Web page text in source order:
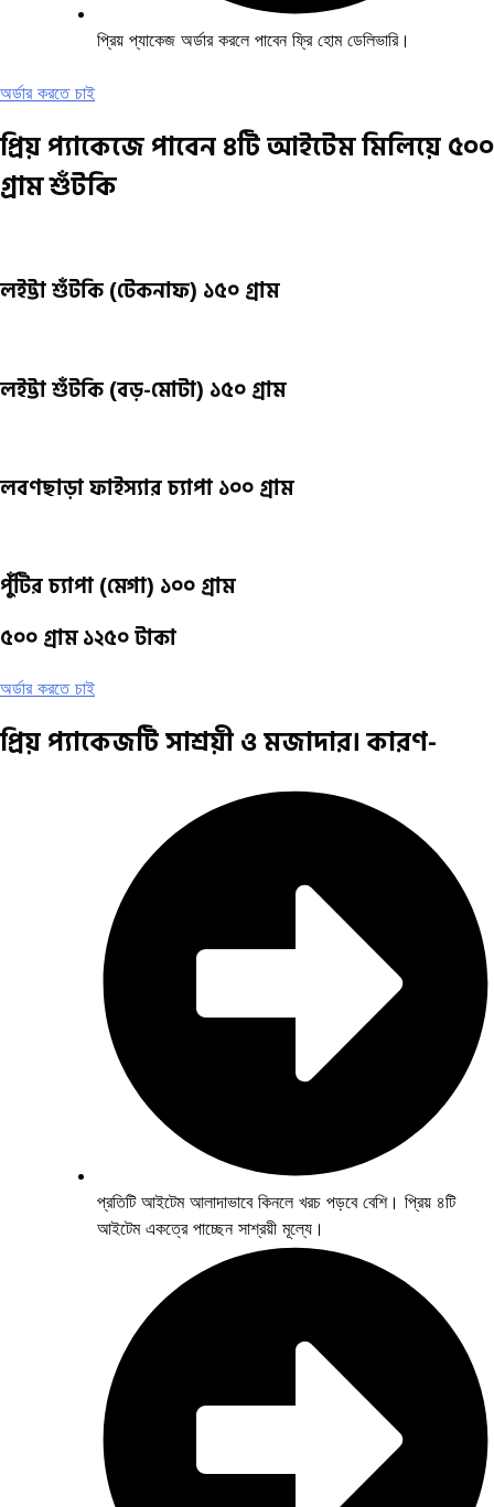
প্রিয় প্যাকেজ অর্ডার করলে পাবেন ফ্রি হোম ডেলিভারি।
অর্ডার করতে চাই
প্রিয় প্যাকেজে পাবেন ৪টি আইটেম মিলিয়ে ৫০০
গ্রাম শুঁটকি
লইট্টা শুঁটকি (টেকনাফ) ১৫০ গ্রাম
লইট্টা শুঁটকি (বড়-মোটা) ১৫০ গ্রাম
লবণছাড়া ফাইস্যার চ্যাপা ১০০ গ্রাম
পুঁটির চ্যাপা (মেগা) ১০০ গ্রাম
৫০০ গ্রাম ১২৫০টাকা
অর্ডার করতে চাই
প্রিয় প্যাকেজটি সাশ্রয়ী ও মজাদার। কারণ-
প্রতিটি আইটেম আলাদাভাবে কিনলে খরচ পড়বে বেশি। প্রিয় ৪টি
আইটেম একত্রে পাচ্ছেন সাশ্রয়ী মূল্যে।